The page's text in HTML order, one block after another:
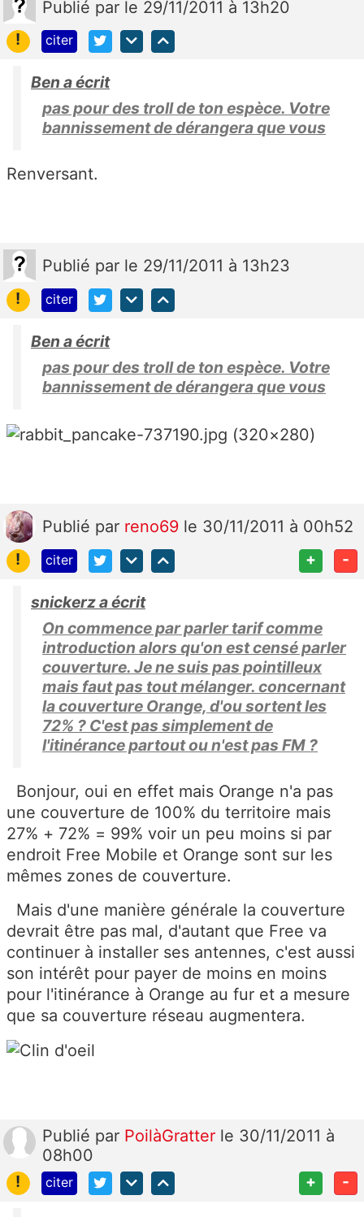
Publié par le 29/11/2011 à 13h20
!
citer
Ben a écrit
pas pour des troll de ton espèce. Votre
bannissement de dérangera que vous
Renversant.
Publié par le 29/11/2011 à 13h23
!
citer
Ben a écrit
pas pour des troll de ton espèce. Votre
bannissement de dérangera que vous
Publié par reno69 le 30/11/2011 à 00h52
!
citer + -
snickerz a écrit
On commence par parler tarif comme
introduction alors qu'on est censé parler
couverture. Je ne suis pas pointilleux
mais faut pas tout mélanger. concernant
la couverture Orange, d'ou sortent les
72% ? C'est pas simplement de
l'itinérance partout ou n'est pas FM ?
Bonjour, oui en effet mais Orange n'a pas
une couverture de 100% du territoire mais
27% + 72% = 99% voir un peu moins si par
endroit Free Mobile et Orange sont sur les
mêmes zones de couverture.
Mais d'une manière générale la couverture
devrait être pas mal, d'autant que Free va
continuer à installer ses antennes, c'est aussi
son intérêt pour payer de moins en moins
pour l'itinérance à Orange au fur et a mesure
que sa couverture réseau augmentera.
Publié par PoilàGratter le 30/11/2011 à
08h00
!
citer + -